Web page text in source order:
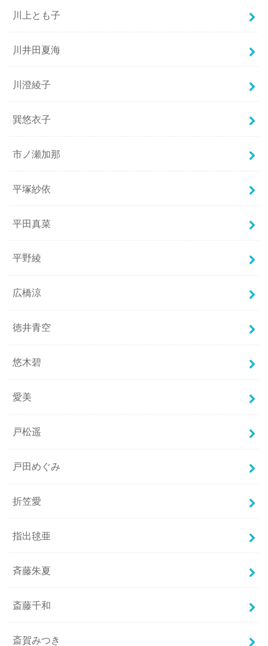
川上とも子
川井田夏海
川澄綾子
巽悠衣子
市ノ瀬加那
平塚紗依
平田真菜
平野綾
広橋涼
徳井青空
悠木碧
愛美
戸松遥
戸田めぐみ
折笠愛
指出毬亜
斉藤朱夏
斎藤千和
斎賀みつき